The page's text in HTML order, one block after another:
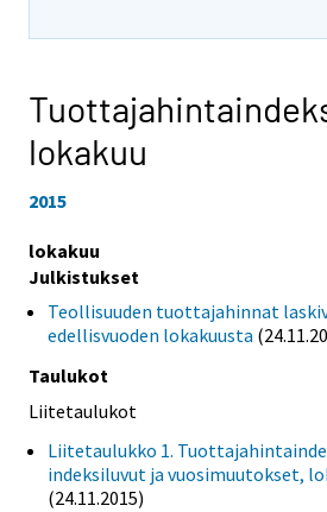
lokakuu
2015
lokakuu
Julkistukset
Teollisuuden tuottajahinnat
edellisvuoden lokakuusta
Taulukot
Liitetaulukot
Liitetaulukko 1.
indeksiluvut ja vuosimuutokset,
(24.11.2015)